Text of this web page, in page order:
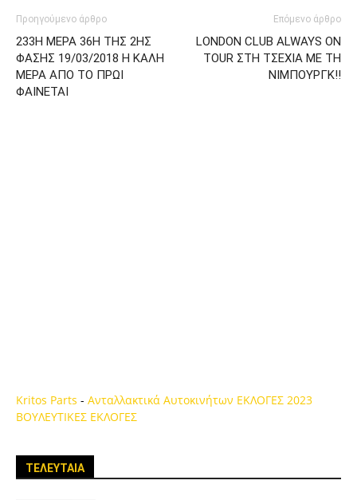
Προηγούμενο άρθρο
233Η ΜΕΡΑ 36Η ΤΗΣ 2ΗΣ
ΦΑΣΗΣ 19/03/2018 Η ΚΑΛΗ
ΜΕΡΑ ΑΠΟ ΤΟ ΠΡΩΙ
ΦΑΙΝΕΤΑΙ
Επόμενο άρθρο
LONDON CLUB ALWAYS ON
TOUR ΣΤΗ ΤΣΕΧΙΑ ΜΕ ΤΗ
ΝΙΜΠΟΥΡΓΚ!!
Kritos Parts - Ανταλλακτικά Αυτοκινήτων ΕΚΛΟΓΕΣ 2023
ΒΟΥΛΕΥΤΙΚΕΣ ΕΚΛΟΓΕΣ
ΤΕΛΕΥΤΑΙΑ